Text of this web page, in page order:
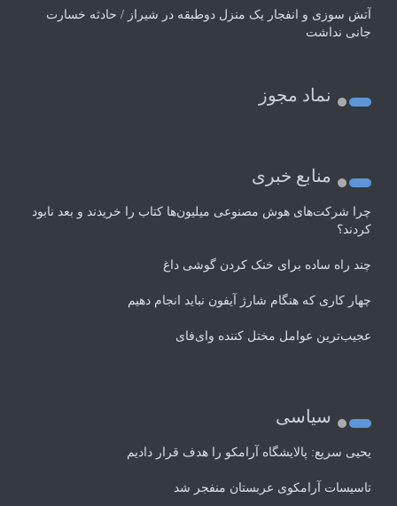
آتش سوزی و انفجار یک منزل دوطبقه در شیراز / حادثه خسارت
جانی نداشت
نماد مجوز
منابع خبری
چرا شرکت‌های هوش مصنوعی میلیون‌ها کتاب را خریدند و بعد نابود
کردند؟
چند راه‌ ساده برای خنک کردن گوشی داغ
چهار کاری که هنگام شارژ آیفون نباید انجام دهیم
عجیب‌ترین عوامل مختل کننده وای‌فای
سیاسی
یحیی سریع: پالایشگاه آرامکو را هدف قرار دادیم
تاسیسات آرامکوی عربستان منفجر شد